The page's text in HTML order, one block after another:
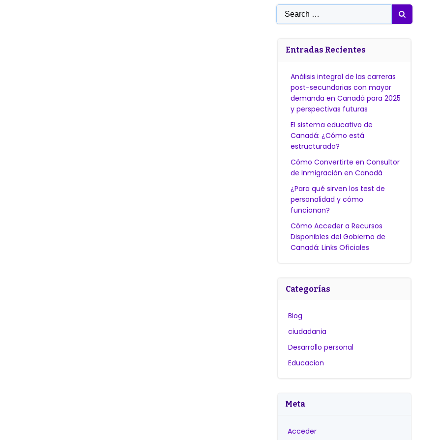
Search
for:
Entradas Recientes
Análisis integral de las carreras
post-secundarias con mayor
demanda en Canadá para 2025
y perspectivas futuras
El sistema educativo de
Canadá: ¿Cómo está
estructurado?
Cómo Convertirte en Consultor
de Inmigración en Canadá
¿Para qué sirven los test de
personalidad y cómo
funcionan?
Cómo Acceder a Recursos
Disponibles del Gobierno de
Canadá: Links Oficiales
Categorías
Blog
ciudadania
Desarrollo personal
Educacion
Meta
Acceder